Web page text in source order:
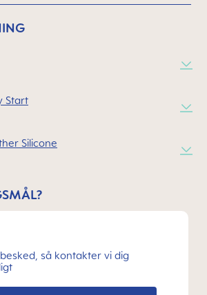
Start
Silicone
så kontakter vi dig